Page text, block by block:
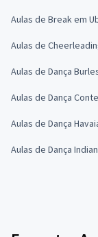
Aulas de Break em
Aulas de
Aulas de Dança
Aulas de Dança
Aulas de Dança
Aulas de Dança